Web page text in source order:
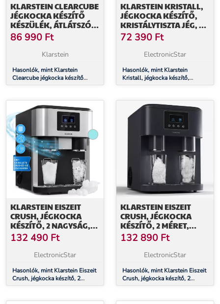
KLARSTEIN CLEARCUBE
JÉGKOCKA KÉSZÍTŐ
KÉSZÜLÉK, ÁTLÁTSZÓ
JÉG, 13 KG/24 Ó
86 990 Ft
Klarstein
Hasonlók, mint Klarstein
Clearcube jégkocka készítő
készülék, átlátszó jég, 13 kg/24
KLARSTEIN KRISTALL,
JÉGKOCKA KÉSZÍTŐ,
KRISTÁLYTISZTA JÉG, 2
MÉRET, 2,5 L
VÍZTARTÁLY
72 390 Ft
ElectronicStar
Hasonlók, mint Klarstein
Kristall, jégkocka készítő,
kristálytiszta jég, 2 méret, 2,5 L
KLARSTEIN EISZEIT
CRUSH, JÉGKOCKA
KÉSZÍTŐ, 2 NAGYSÁG,
ZÚZOTT JÉG, EZÜST
132 490 Ft
ElectronicStar
Hasonlók, mint Klarstein Eiszeit
Crush, jégkocka készítő, 2
nagyság, zúzott jég, ezüst
KLARSTEIN EISZEIT
CRUSH, JÉGKOCKA
KÉSZÍTŐ, 2 MÉRET,
ZÚZOTT JÉG
132 890 Ft
ElectronicStar
Hasonlók, mint Klarstein Eiszeit
Crush, jégkocka készítő, 2
méret, zúzott jég